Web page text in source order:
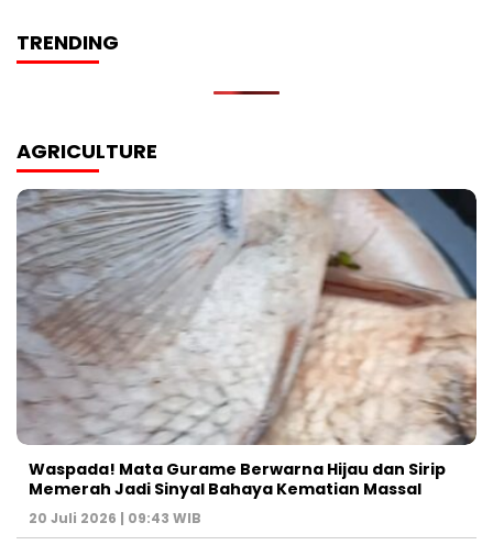
TRENDING
AGRICULTURE
Waspada! Mata Gurame Berwarna Hijau dan Sirip
Memerah Jadi Sinyal Bahaya Kematian Massal
20 Juli 2026 | 09:43 WIB